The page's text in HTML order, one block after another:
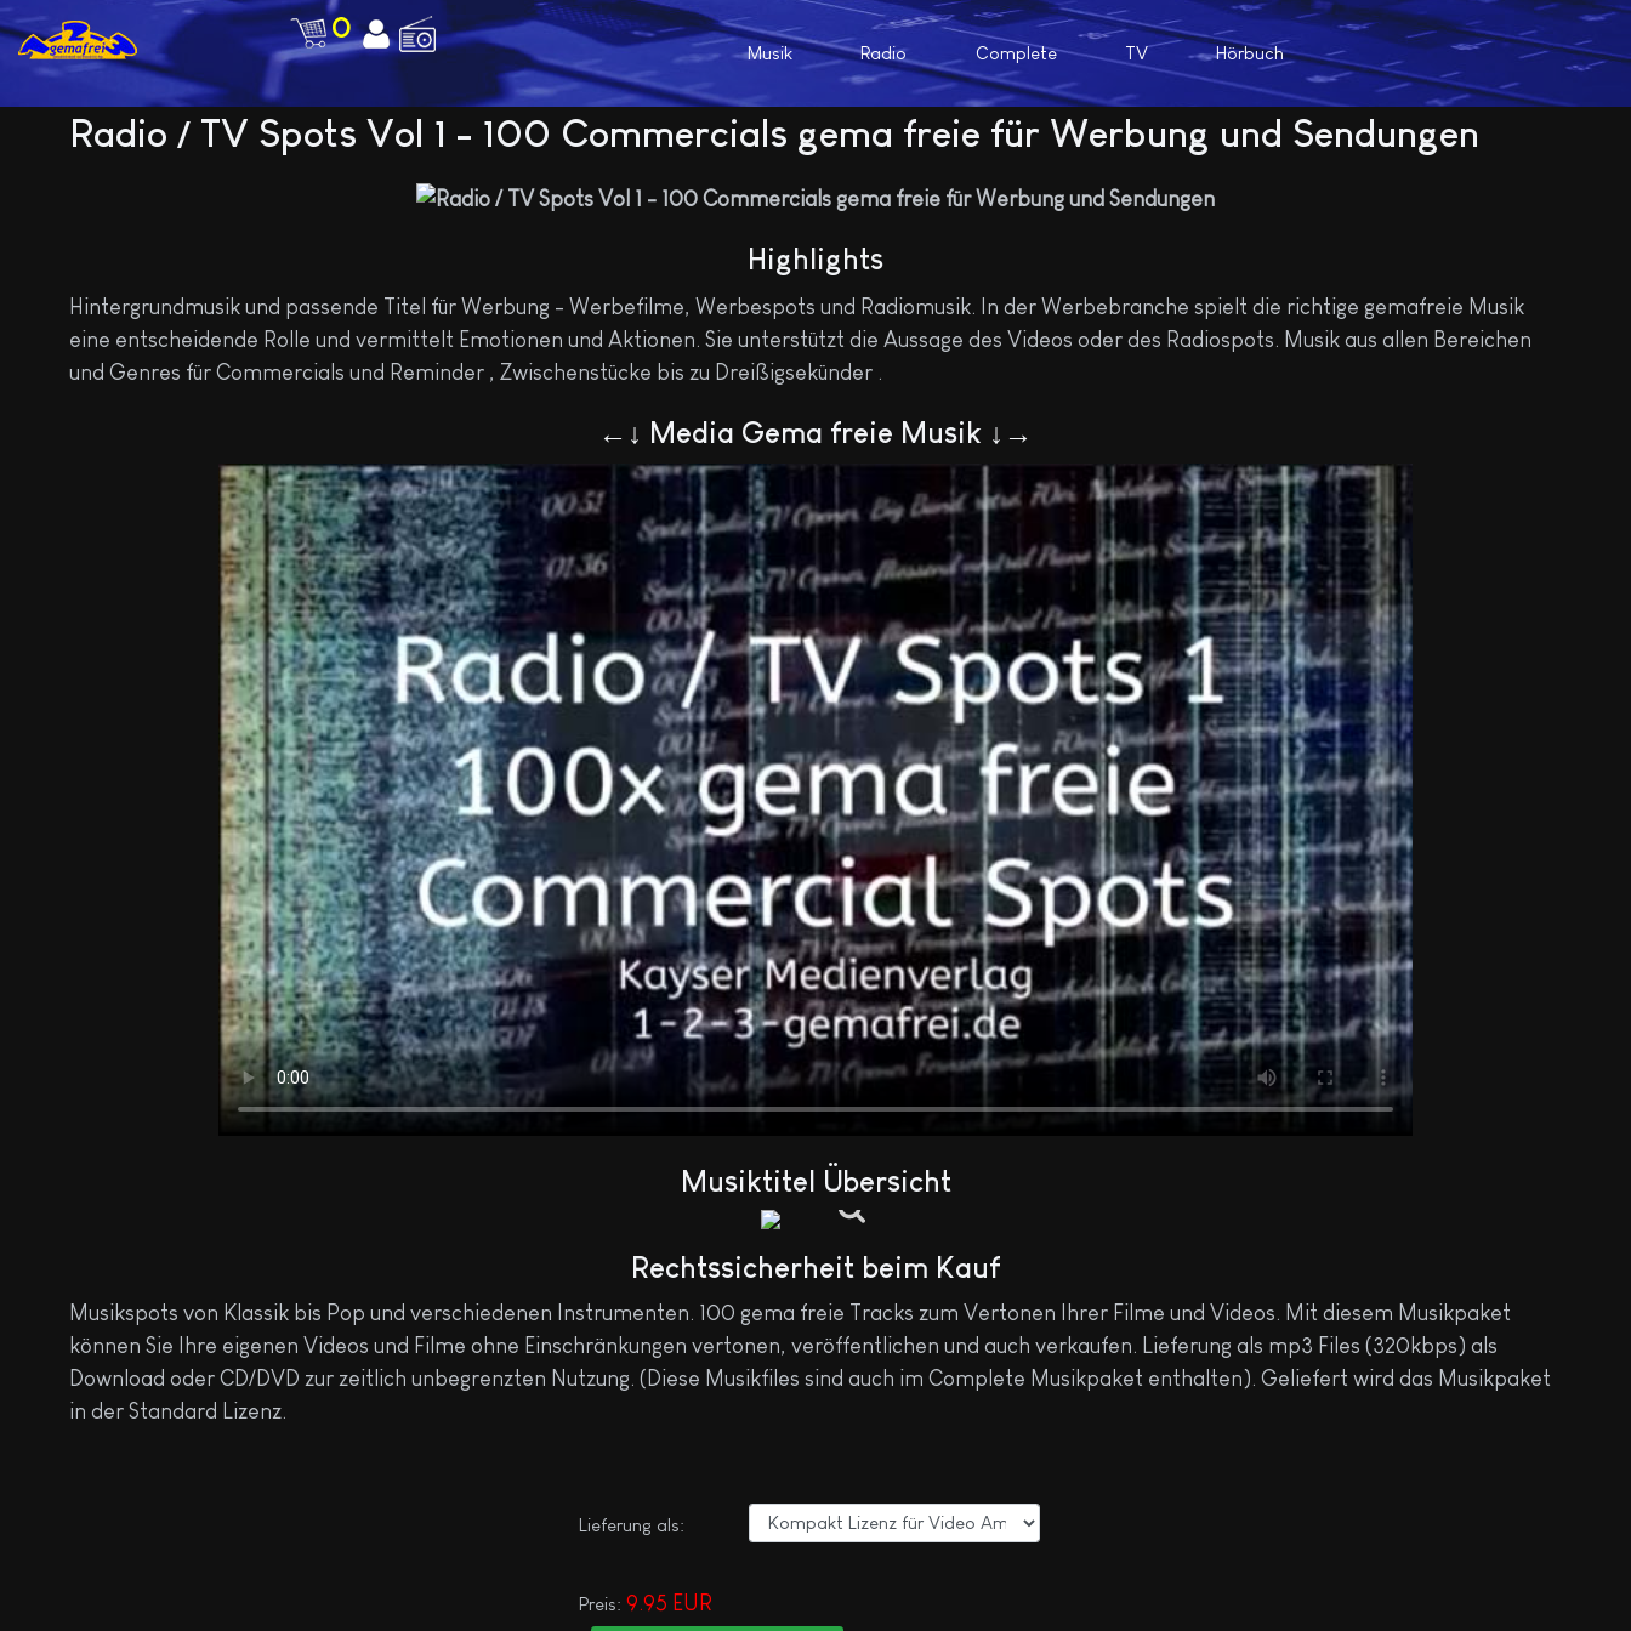
0
Musik Radio Complete TV Hörbuch
Radio / TV Spots Vol 1 - 100 Commercials gema freie für Werbung und Sendungen
Highlights
Hintergrundmusik und passende Titel für Werbung - Werbefilme, Werbespots und Radiomusik. In der Werbebranche spielt die richtige gemafreie Musik
eine entscheidende Rolle und vermittelt Emotionen und Aktionen. Sie unterstützt die Aussage des Videos oder des Radiospots. Musik aus allen Bereichen
und Genres für Commercials und Reminder , Zwischenstücke bis zu Dreißigsekünder .
←↓ Media Gema freie Musik ↓→
Musiktitel Übersicht
Rechtssicherheit beim Kauf
Musikspots von Klassik bis Pop und verschiedenen Instrumenten. 100 gema freie Tracks zum Vertonen Ihrer Filme und Videos. Mit diesem Musikpaket
können Sie Ihre eigenen Videos und Filme ohne Einschränkungen vertonen, veröffentlichen und auch verkaufen. Lieferung als mp3 Files (320kbps) als
Download oder CD/DVD zur zeitlich unbegrenzten Nutzung. (Diese Musikfiles sind auch im Complete Musikpaket enthalten). Geliefert wird das Musikpaket
in der Standard Lizenz.
Lieferung als:
Preis: 9.95 EUR